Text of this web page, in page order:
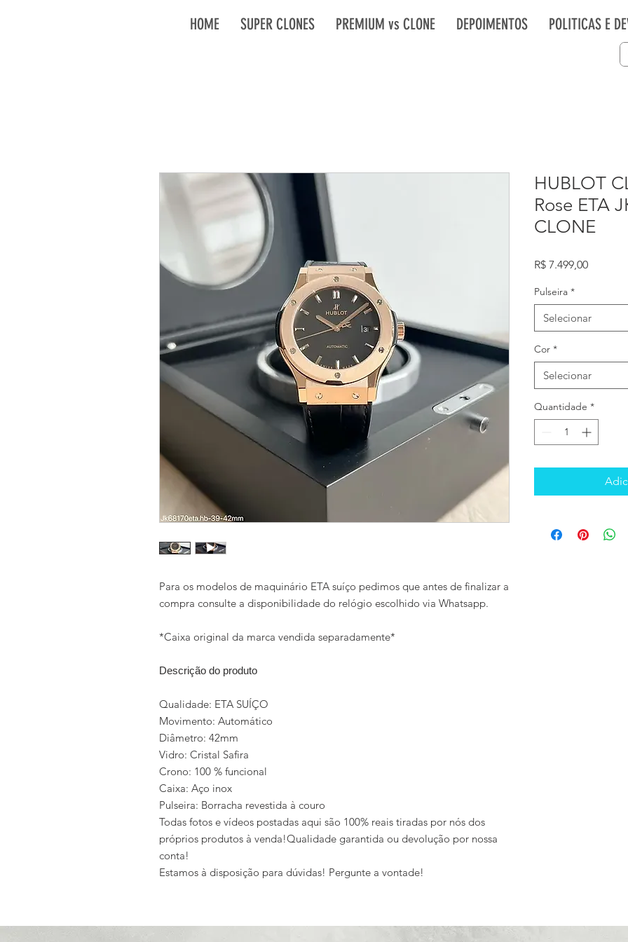
HOME SUPER CLONES PREMIUM vs CLONE DEPOIMENTOS POLITICAS E
Para os modelos de maquinário ETA suíço pedimos que antes de finalizar a
compra consulte a disponibilidade do relógio escolhido via Whatsapp.
*Caixa original da marca vendida separadamente*
Descrição do produto
Qualidade: ETA SUÍÇO
Movimento: Automático
Diâmetro: 42mm
Vidro: Cristal Safira
Crono: 100 % funcional
Caixa: Aço inox
Pulseira: Borracha revestida à couro
Todas fotos e vídeos postadas aqui são 100% reais tiradas por nós dos
próprios produtos à venda!Qualidade garantida ou devolução por nossa
conta!
Estamos à disposição para dúvidas! Pergunte a vontade!
HUBLOT
Rose ETA
CLONE
R$ 7.499,00Preço
Pulseira *
Selecionar
Cor *
Selecionar
Quantidade *